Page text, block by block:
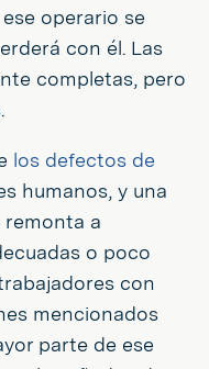
operario se
con él. Las
completas, pero
los defectos de
humanos, y una
remonta a
o poco
con
mencionados
parte de ese